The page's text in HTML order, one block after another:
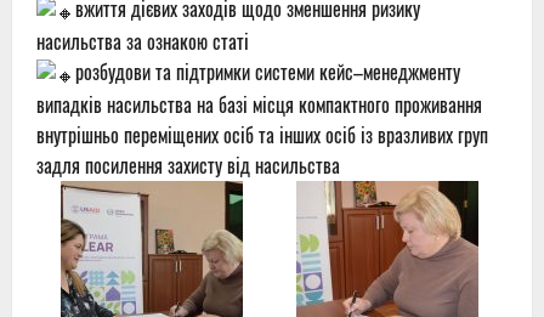
вжиття дієвих заходів щодо зменшення ризику
насильства за ознакою статі
розбудови та підтримки системи кейс–менеджменту
випадків насильства на базі місця компактного проживання
внутрішньо переміщених осіб та інших осіб із вразливих груп
задля посилення захисту від насильства